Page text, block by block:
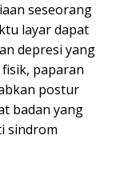
seseorang
layar dapat
depresi yang
paparan
postur
badan yang
sindrom